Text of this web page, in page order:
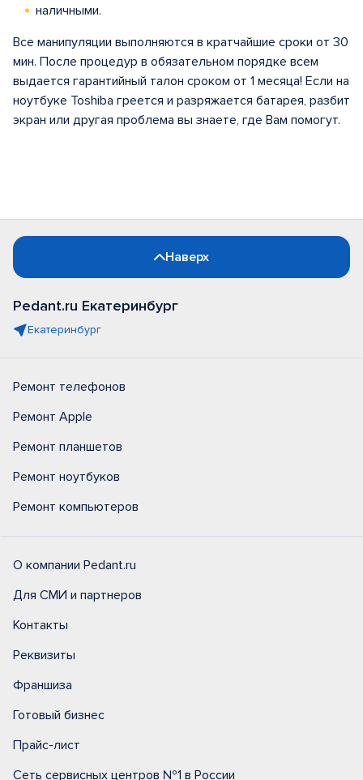
наличными.
Все манипуляции выполняются в кратчайшие сроки от 30
мин. После процедур в обязательном порядке всем
выдается гарантийный талон сроком от 1 месяца! Если на
ноутбуке Toshiba греется и разряжается батарея, разбит
экран или другая проблема вы знаете, где Вам помогут.
Наверх
Pedant.ru Екатеринбург
Екатеринбург
Ремонт телефонов
Ремонт Apple
Ремонт планшетов
Ремонт ноутбуков
Ремонт компьютеров
О компании Pedant.ru
Для СМИ и партнеров
Контакты
Реквизиты
Франшиза
Готовый бизнес
Прайс-лист
Сеть сервисных центров №1 в России